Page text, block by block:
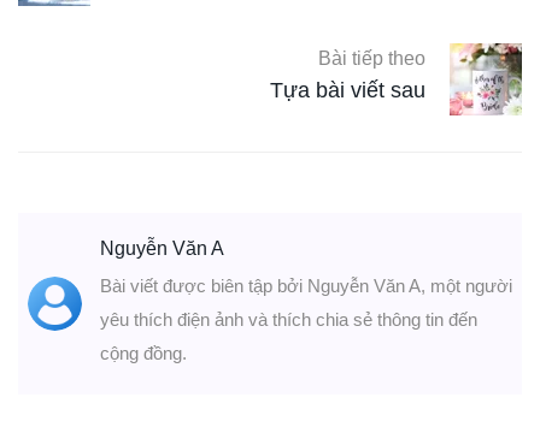
Bài tiếp theo
Tựa bài viết sau
Nguyễn Văn A
Bài viết được biên tập bởi Nguyễn Văn A, một người
yêu thích điện ảnh và thích chia sẻ thông tin đến
cộng đồng.